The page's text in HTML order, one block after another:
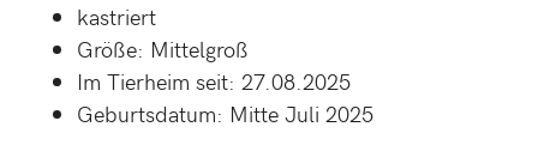
kastriert
Größe: Mittelgroß
Im Tierheim seit: 27.08.2025
Geburtsdatum: Mitte Juli 2025